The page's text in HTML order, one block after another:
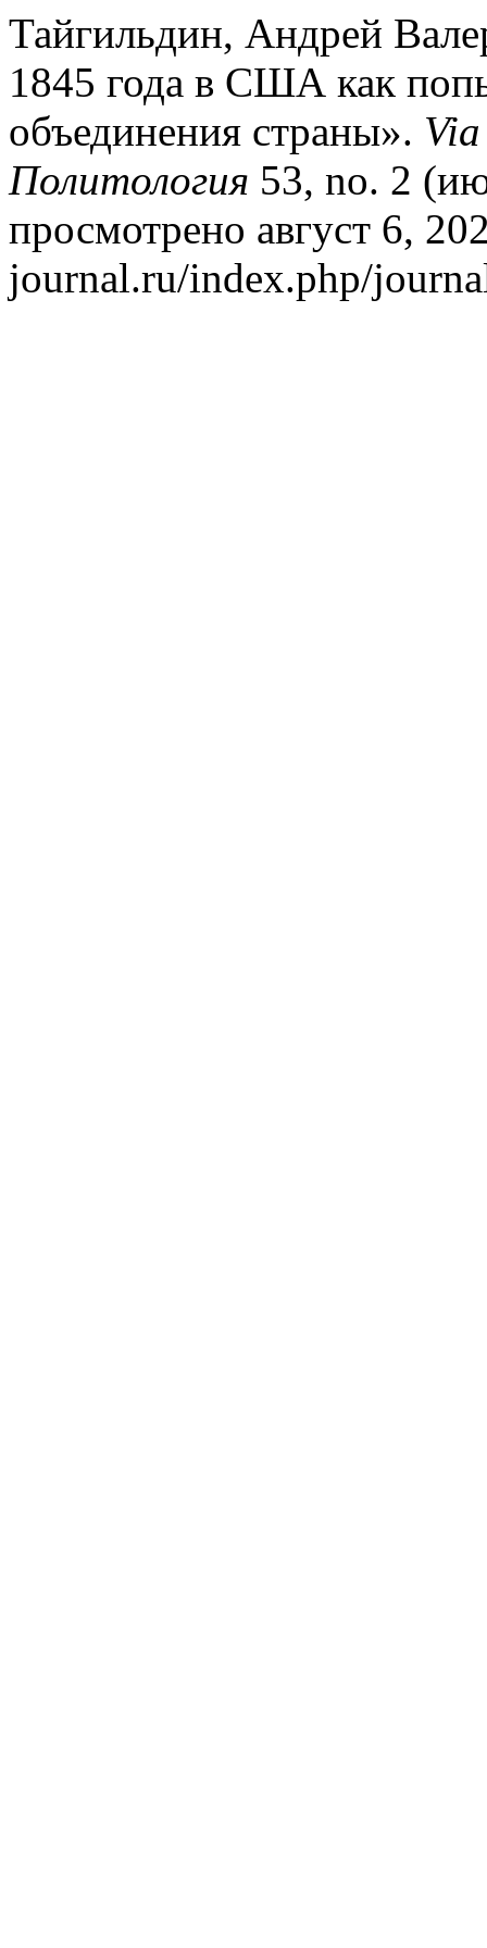
Тайгильдин, Андрей
1845 года в США как
объединения страны».
Политология 53, no. 2
просмотрено август 6,
journal.ru/index.php/